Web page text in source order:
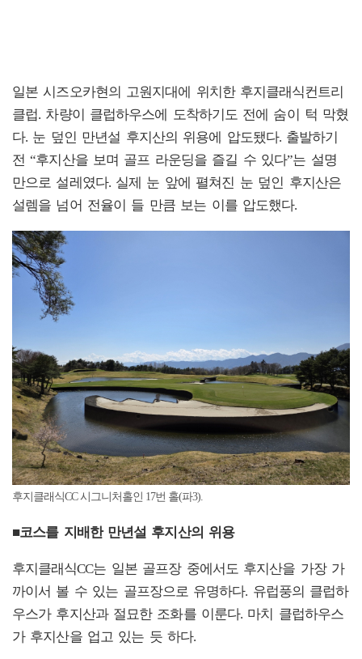
일본 시즈오카현의 고원지대에 위치한 후지클래식컨트리
클럽. 차량이 클럽하우스에 도착하기도 전에 숨이 턱 막혔
다. 눈 덮인 만년설 후지산의 위용에 압도됐다. 출발하기
전 “후지산을 보며 골프 라운딩을 즐길 수 있다”는 설명
만으로 설레였다. 실제 눈 앞에 펼쳐진 눈 덮인 후지산은
설렘을 넘어 전율이 들 만큼 보는 이를 압도했다.
후지클래식CC 시그니처홀인 17번 홀(파3).
■코스를 지배한 만년설 후지산의 위용
후지클래식CC는 일본 골프장 중에서도 후지산을 가장 가
까이서 볼 수 있는 골프장으로 유명하다. 유럽풍의 클럽하
우스가 후지산과 절묘한 조화를 이룬다. 마치 클럽하우스
가 후지산을 업고 있는 듯 하다.